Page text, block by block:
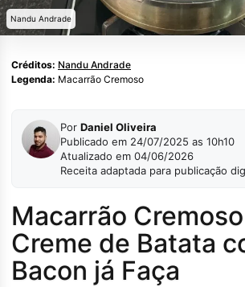
Nandu Andrade
Créditos: Nandu Andrade
Legenda: Macarrão Cremoso
Por Daniel Oliveira
Publicado em 24/07/2025 as 10h10
Atualizado em 04/06/2026
Receita adaptada para publicação
Macarrão
Creme de Batata
Bacon já Faça